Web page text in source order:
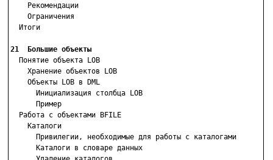
    Рекомендации
    Ограничения
  Итоги
21  Большие объекты
Понятие объекта LOB
    Хранение объектов LOB
    Объекты LOB в DML
      Инициализация столбца LOB
      Пример
  Работа с объектами BFILE
    Каталоги
      Привилегии, необходимые для работы с каталогами
      Каталоги в словаре данных